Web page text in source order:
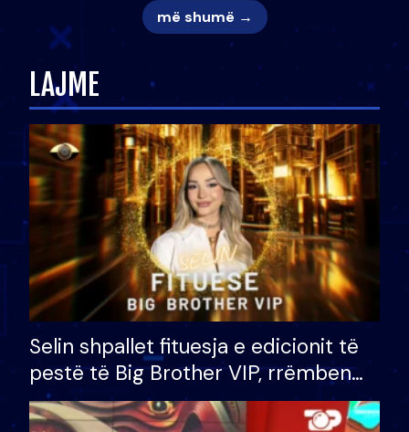
më shumë →
LAJME
Selin shpallet fituesja e edicionit të
pestë të Big Brother VIP, rrëmben
çmimin e madh prej 100 mijë eurosh